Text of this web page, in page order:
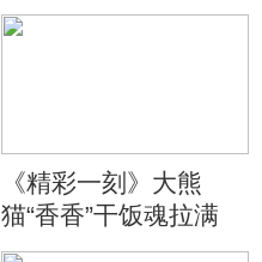
《精彩一刻》大熊
猫“香香”干饭魂拉满